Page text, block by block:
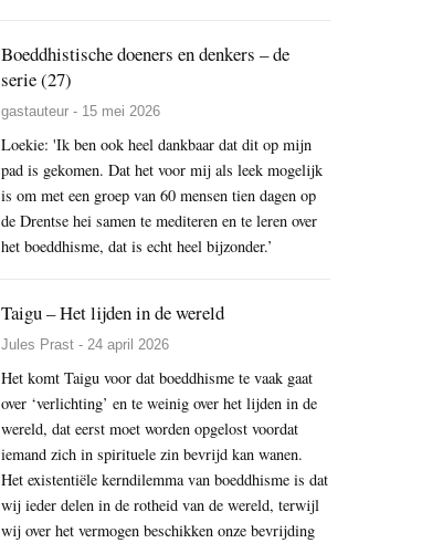
Boeddhistische doeners en denkers – de
serie (27)
gastauteur - 15 mei 2026
Loekie: 'Ik ben ook heel dankbaar dat dit op mijn
pad is gekomen. Dat het voor mij als leek mogelijk
is om met een groep van 60 mensen tien dagen op
de Drentse hei samen te mediteren en te leren over
het boeddhisme, dat is echt heel bijzonder.’
Taigu – Het lijden in de wereld
Jules Prast - 24 april 2026
Het komt Taigu voor dat boeddhisme te vaak gaat
over ‘verlichting’ en te weinig over het lijden in de
wereld, dat eerst moet worden opgelost voordat
iemand zich in spirituele zin bevrijd kan wanen.
Het existentiële kerndilemma van boeddhisme is dat
wij ieder delen in de rotheid van de wereld, terwijl
wij over het vermogen beschikken onze bevrijding